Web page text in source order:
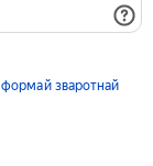
формай зваротнай